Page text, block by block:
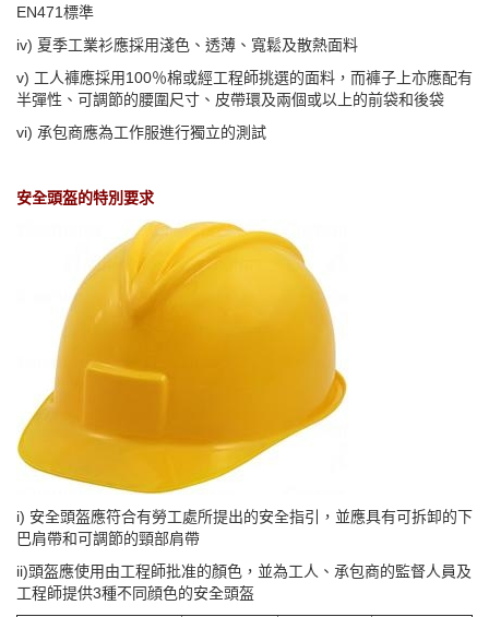
EN471標準
iv) 夏季工業衫應採用淺色、透薄、寬鬆及散熱面料
v) 工人褲應採用100％棉或經工程師挑選的面料，而褲子上亦應配有
半彈性、可調節的腰圍尺寸、皮帶環及兩個或以上的前袋和後袋
vi) 承包商應為工作服進行獨立的測試
安全頭盔的特別要求
i) 安全頭盔應符合有勞工處所提出的安全指引，並應具有可拆卸的下
巴肩帶和可調節的頸部肩帶
ii)頭盔應使用由工程師批准的顏色，並為工人、承包商的監督人員及
工程師提供3種不同顔色的安全頭盔